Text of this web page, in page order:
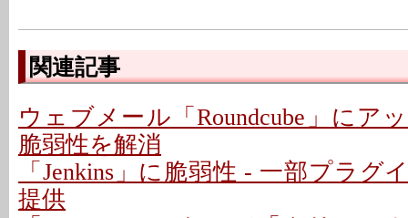
関連記事
ウェブメール「Roundcube」にア
脆弱性を解消
「Jenkins」に脆弱性 - 一部プラグ
提供